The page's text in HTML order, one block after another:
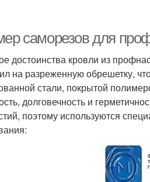
саморезов для
достоинства кровли из
на разреженную обрешетку,
стали, покрытой
долговечность и
поэтому используются